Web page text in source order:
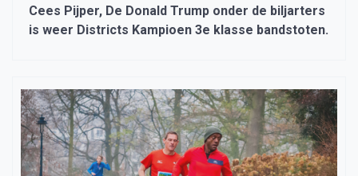
Cees Pijper, De Donald Trump onder de biljarters
is weer Districts Kampioen 3e klasse bandstoten.